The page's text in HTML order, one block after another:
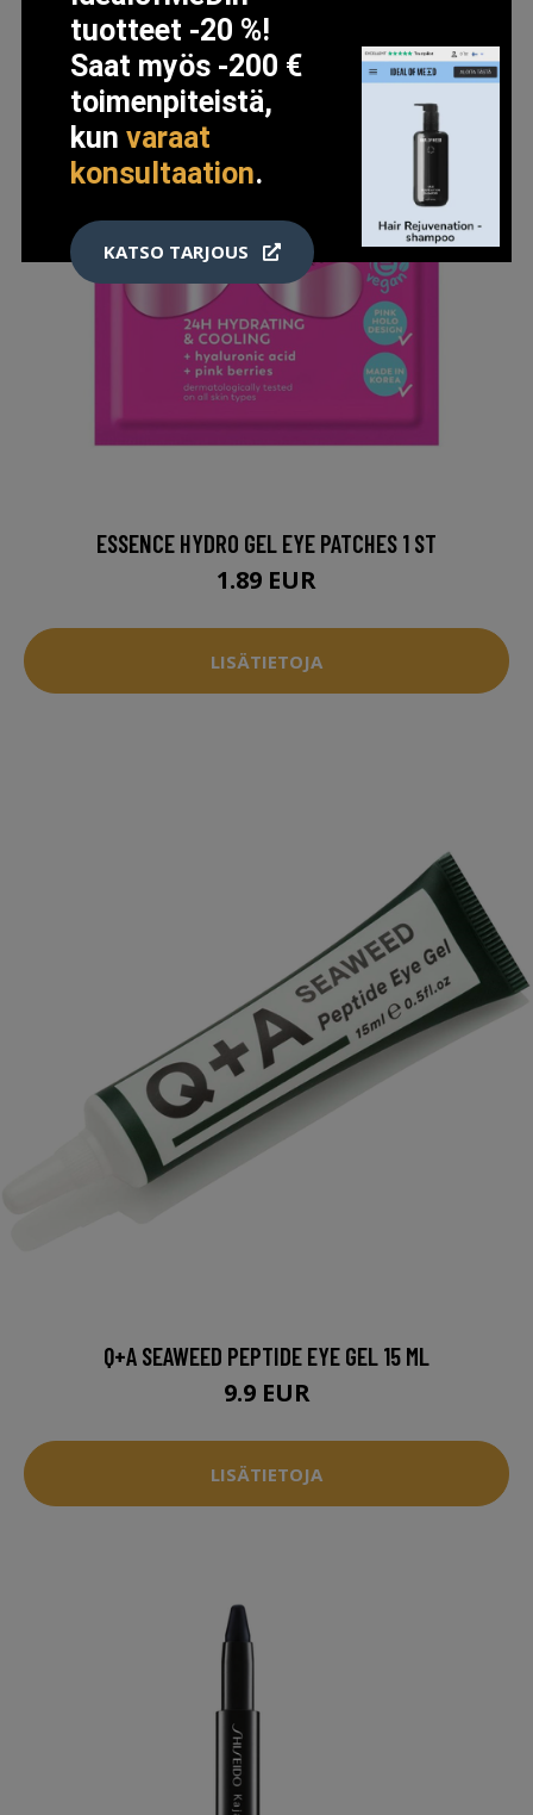
ESSENCE HYDRO GEL EYE PATCHES 1 ST
1.89 EUR
LISÄTIETOJA
Q+A SEAWEED PEPTIDE EYE GEL 15 ML
9.9 EUR
LISÄTIETOJA
tuotteet -20 %!
Saat myös -200 €
toimenpiteistä,
kunvaraat
konsultaation.
KATSO TARJOUS